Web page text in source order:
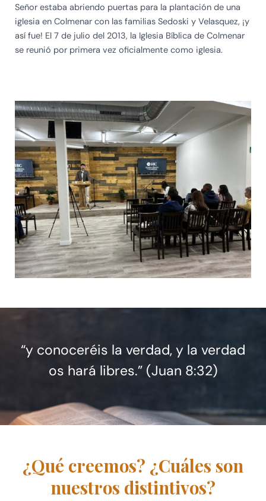
Señor estaba abriendo puertas para la plantación de una
iglesia en Colmenar con las familias Sedoski y Velasquez, ¡y
así fue! El 7 de julio del 2013, la Iglesia Bíblica de Colmenar
se reunió por primera vez oficialmente como iglesia.
“y conoceréis la verdad, y la verdad
os hará libres.” (Juan 8:32)
¿Qué creemos? ¿Cuáles son
nuestros distintivos?